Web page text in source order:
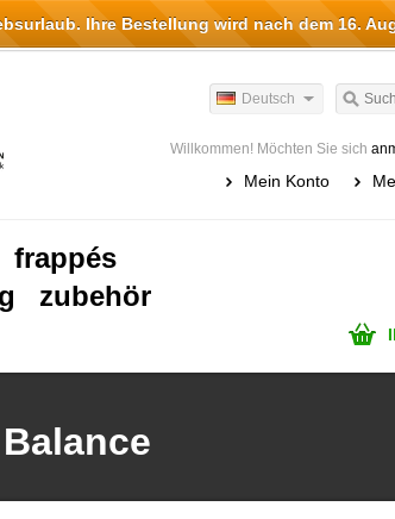
Deutsch
Willkommen! Möchten Sie sich
Mein Konto
frappés
zubehör
Ihre Bestellung wird nach dem 16.